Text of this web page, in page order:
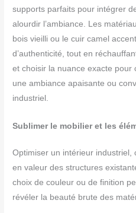
supports parfaits pour intégrer
alourdir l’ambiance. Les
bois vieilli ou le cuir camel
d’authenticité, tout en
et choisir la nuance exacte
une ambiance apaisante ou
industriel.
Sublimer le mobilier et les
Optimiser un intérieur industriel,
en valeur des structures
choix de couleur ou de finition
révéler la beauté brute des